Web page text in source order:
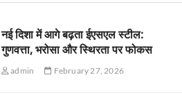
नई दिशा में आगे बढ़ता ईएसएल स्टील:
गुणवत्ता, भरोसा और स्थिरता पर फोकस
admin February 27, 2026